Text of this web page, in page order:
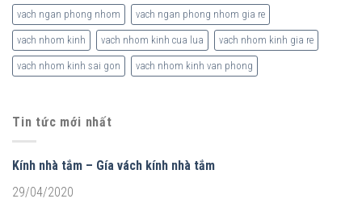
vach ngan phong nhom vach ngan phong nhom gia re
vach nhom kinh vach nhom kinh cua lua vach nhom kinh gia re
vach nhom kinh sai gon vach nhom kinh van phong
Tin tức mới nhất
Kính nhà tắm – Gía vách kính nhà tắm
29/04/2020